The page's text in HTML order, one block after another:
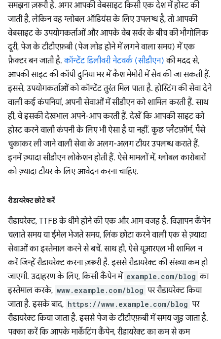
समझना ज़रूरी है. अगर आपकी वेबसाइट किसी एक देश में होस्ट की
जाती है, लेकिन वह ग्लोबल ऑडियंस के लिए उपलब्ध है, तो आपकी
वेबसाइट के उपयोगकर्ताओं और आपके वेब सर्वर के बीच की भौगोलिक
दूरी, पेज के टीटीएफ़बी (पेज लोड होने में लगने वाला समय) में एक
फ़ैक्टर बन जाती है.कॉन्टेंट डिलीवरी नेटवर्क (सीडीएन) की मदद से,
आपकी साइट की कॉपी दुनिया भर में कैश मेमोरी में सेव की जा सकती हैं.
इससे, उपयोगकर्ताओं को कॉन्टेंट तुरंत मिल पाता है. होस्टिंग की सेवा देने
वाली कई कंपनियां, अपनी सेवाओं में सीडीएन को शामिल करती हैं. साथ
ही, वे इसकी देखभाल अपने-आप करती हैं. देखें कि आपकी साइट को
होस्ट करने वाली कंपनी के लिए भी ऐसा है या नहीं. कुछ प्लैटफ़ॉर्म, पैसे
चुकाकर ली जाने वाली सेवा के अलग-अलग टीयर उपलब्ध कराते हैं.
इनमें ज़्यादा सीडीएन लोकेशन होती हैं. ऐसे मामलों में, ग्लोबल कारोबारों
को ज़्यादा टीयर के लिए आवेदन करना चाहिए.
रीडायरेक्‍ट छोटे करें
रीडायरेक्ट, TTFB के धीमे होने की एक और आम वजह है. विज्ञापन कैंपेन
चलाते समय या ईमेल भेजते समय, लिंक छोटा करने वाली एक से ज़्यादा
सेवाओं का इस्तेमाल करने से बचें. साथ ही, ऐसे यूआरएल भी शामिल न
करें जिन्हें रीडायरेक्ट करना ज़रूरी है. इससे रीडायरेक्ट की संख्या कम हो
जाएगी. उदाहरण के लिए, किसी कैंपेन में example.com/blog का
इस्तेमाल करके, www.example.com/blog पर रीडायरेक्ट किया
जाता है. इसके बाद, https://www.example.com/blog पर
रीडायरेक्ट किया जाता है. इससे पेज के टीटीएफ़बी में समय जुड़ जाता है.
पक्का करें कि आपके मार्केटिंग कैंपेन, रीडायरेक्ट का कम से कम